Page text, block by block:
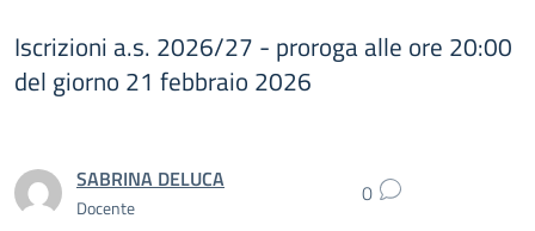
Iscrizioni a.s. 2026/27 - proroga alle ore 20:00
del giorno 21 febbraio 2026
SABRINA DELUCA
Docente 0